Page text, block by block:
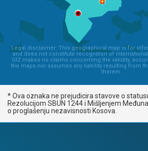
Legal disclaimer: This geographical map is for
and does not constitute recognition of
GIZ makes no claims concerning the validity,
the maps nor assumes any liability resulting from
therein.
* Ova oznaka ne prejudicira stavove o
Rezolucijom SBUN 1244 i Mišljenjem
o proglašenju nezavisnosti Kosova.